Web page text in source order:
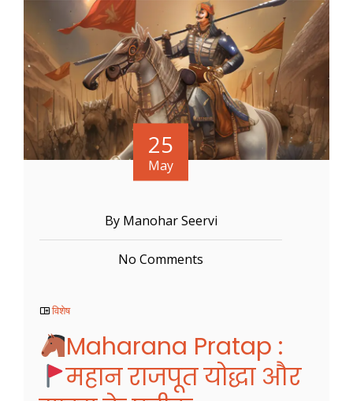
25
May
By Manohar Seervi
No Comments
विशेष
Maharana Pratap :
महान राजपूत योद्धा और